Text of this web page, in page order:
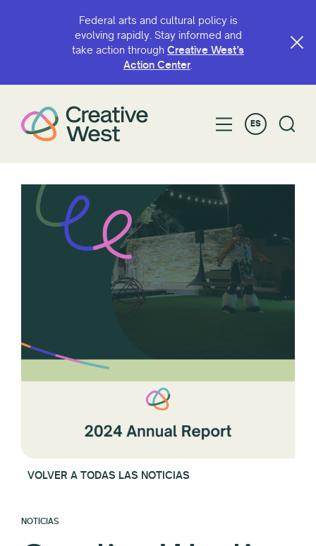
Federal arts and cultural policy is
evolving rapidly. Stay informed and
take action through Creative West’s
Action Center.
ES
VOLVER A TODAS LAS NOTICIAS
NOTICIAS